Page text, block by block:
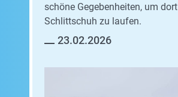
schöne Gegebenheiten, um dort
Schlittschuh zu laufen.
23.02.2026